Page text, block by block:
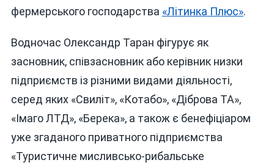
фермерського господарства «Літинка Плюс».
Водночас Олександр Таран фігурує як
засновник, співзасновник або керівник низки
підприємств із різними видами діяльності,
серед яких «Свиліт», «Котабо», «Діброва ТА»,
«Імаго ЛТД», «Берека», а також є бенефіціаром
уже згаданого приватного підприємства
«Туристичне мисливсько-рибальське